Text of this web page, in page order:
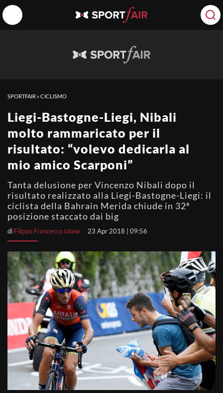
SPORTFAIR »CICLISMO
Liegi-Bastogne-Liegi, Nibali
molto rammaricato per il
risultato: “volevo dedicarla al
mio amico Scarponi”
Tanta delusione per Vincenzo Nibali dopo il
risultato realizzato alla Liegi-Bastogne-Liegi: il
ciclista della Bahrain Merida chiude in 32ª
posizione staccato dai big
di Filippo Francesco Idone 23 Apr 2018 | 09:56